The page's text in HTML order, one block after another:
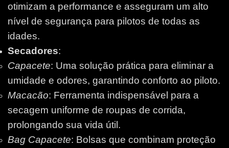
otimizam a performance e asseguram um alto
nível de segurança para pilotos de todas as
idades.
Secadores:
Capacete: Uma solução prática para eliminar a
umidade e odores, garantindo conforto ao piloto.
Macacão: Ferramenta indispensável para a
secagem uniforme de roupas de corrida,
prolongando sua vida útil.
Bag Capacete: Bolsas que combinam proteção